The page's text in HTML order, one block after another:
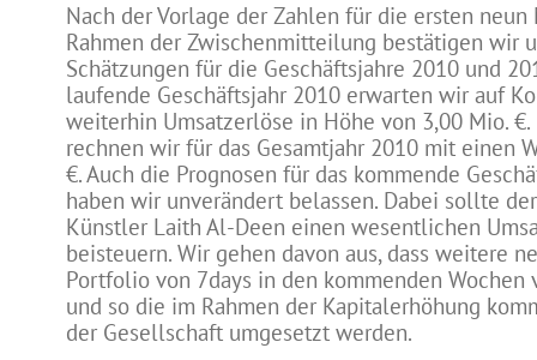
Nach der Vorlage der Zahlen für die ersten
Rahmen der Zwischenmitteilung bestätigen wir
Schätzungen für die Geschäftsjahre 2010 und
laufende Geschäftsjahr 2010 erwarten wir auf
weiterhin Umsatzerlöse in Höhe von 3,00 Mio. €.
rechnen wir für das Gesamtjahr 2010 mit einen
€. Auch die Prognosen für das kommende
haben wir unverändert belassen. Dabei sollte
Künstler Laith Al-Deen einen wesentlichen
beisteuern. Wir gehen davon aus, dass weitere
Portfolio von 7days in den kommenden Wochen
und so die im Rahmen der Kapitalerhöhung
der Gesellschaft umgesetzt werden.